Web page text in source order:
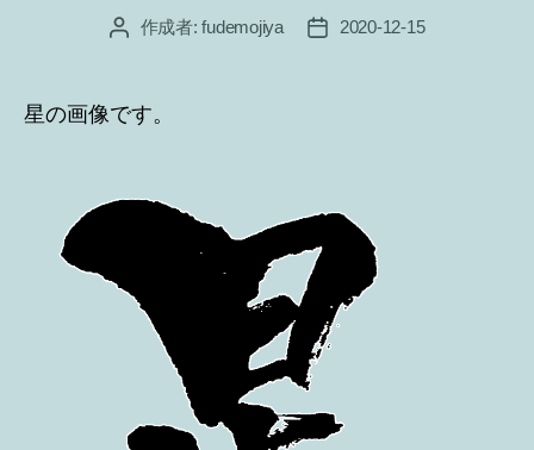
投 作成者:fudemojiya
投
2020-12-15
星の画像です。